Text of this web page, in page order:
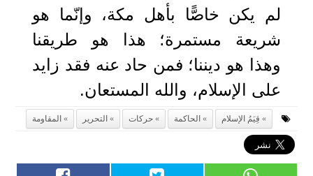
لم يكن خاصًّا بأهل مكة، وإنّما هو
شريعة مستمرة؛ هذا هو طريقنا
وهذا هو ديننا؛ فمن حاد عنه فقد زايد
على الإسلام، والله المستعان.
قِيَمُ الإسلام الحاكمة حركات التحرير المقاومة